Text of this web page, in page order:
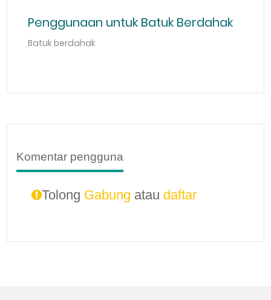
Penggunaan untuk Batuk Berdahak
Batuk berdahak
Komentar pengguna
Tolong Gabung atau daftar